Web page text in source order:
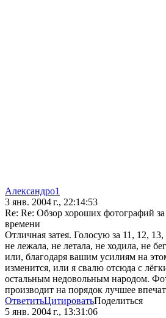
Александро1
3 янв. 2004 г., 22:14:53
Re: Re: Обзор хороших фотографий
времени
Отличная затея. Голосую за 11, 12,
не лежала, не летала, не ходила, не
или, благодаря вашим усилиям на
изменится, или я свалю отсюда с
остальным недовольным народом.
производит на порядок лучшее
ОтветитьЦитироватьПоделиться
5 янв. 2004 г., 13:31:06